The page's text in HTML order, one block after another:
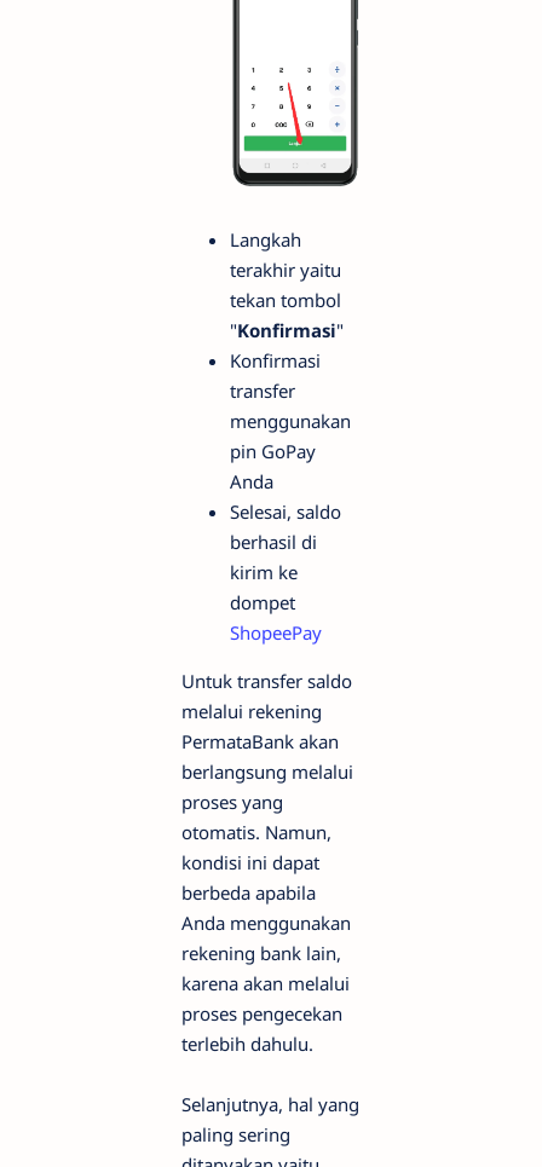
Langkah
terakhir yaitu
tekan tombol
"Konfirmasi"
Konfirmasi
transfer
menggunakan
pin GoPay
Anda
Selesai, saldo
berhasil di
kirim ke
dompet
ShopeePay
Untuk transfer saldo
melalui rekening
PermataBank akan
berlangsung melalui
proses yang
otomatis. Namun,
kondisi ini dapat
berbeda apabila
Anda menggunakan
rekening bank lain,
karena akan melalui
proses pengecekan
terlebih dahulu.
Selanjutnya, hal yang
paling sering